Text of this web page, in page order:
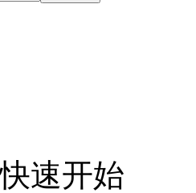
速开始